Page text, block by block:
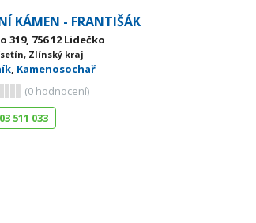
KÁMEN - FRANTIŠÁK
319, 756 12 Lidečko
Zlínský kraj
, Kamenosochař
(0 hodnocení)
511 033